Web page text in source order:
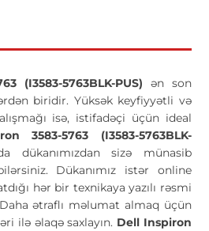
(I3583-5763BLK-PUS) ən son
biridir. Yüksək keyfiyyətli və
isə, istifadəçi üçün ideal
3583-5763 (I3583-5763BLK-
dükanımızdan sizə münasib
Dükanımız istər online
hər bir texnikaya yazılı rəsmi
ətraflı məlumat almaq üçün
ilə əlaqə saxlayın. Dell Inspiron